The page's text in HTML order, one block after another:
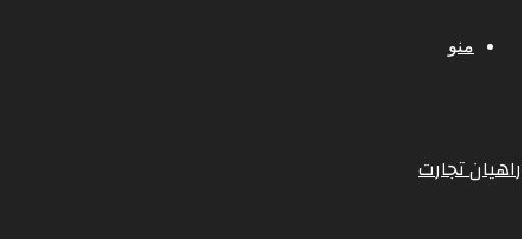
منو
راهیان تجارت